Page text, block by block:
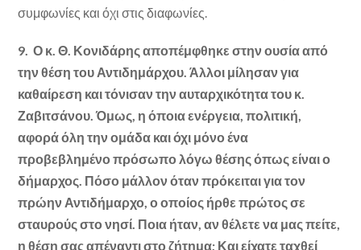
συμφωνίες και όχι στις διαφωνίες.
9. Ο κ. Θ. Κονιδάρης αποπέμφθηκε στην ουσία από
την θέση του Αντιδημάρχου. Άλλοι μίλησαν για
καθαίρεση και τόνισαν την αυταρχικότητα του κ.
Ζαβιτσάνου. Όμως, η όποια ενέργεια, πολιτική,
αφορά όλη την ομάδα και όχι μόνο ένα
προβεβλημένο πρόσωπο λόγω θέσης όπως είναι ο
δήμαρχος. Πόσο μάλλον όταν πρόκειται για τον
πρώην Αντιδήμαρχο, ο οποίος ήρθε πρώτος σε
σταυρούς στο νησί. Ποια ήταν, αν θέλετε να μας πείτε,
η θέση σας απέναντι στο ζήτημα; Και είχατε ταχθεί